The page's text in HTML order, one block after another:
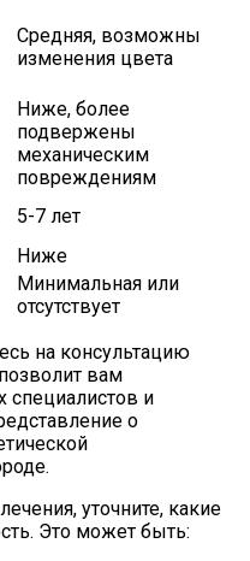
Средняя, возможны
изменения цвета
Ниже, более
подвержены
механическим
повреждениям
5-7 лет
Ниже
Минимальная или
отсутствует
на консультацию
вам
специалистов и
о
уточните, какие
Это может быть: